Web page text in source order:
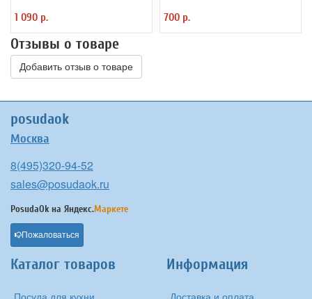
1 090 р. 700 р.
Отзывы о товаре
Добавить отзыв о товаре
posudaok
Москва
8(495)320-94-52
sales@posudaok.ru
PosudaOk на Яндекс.Маркете
Пожаловаться
Каталог товаров
Посуда для кухни
Информация
Доставка и оплата